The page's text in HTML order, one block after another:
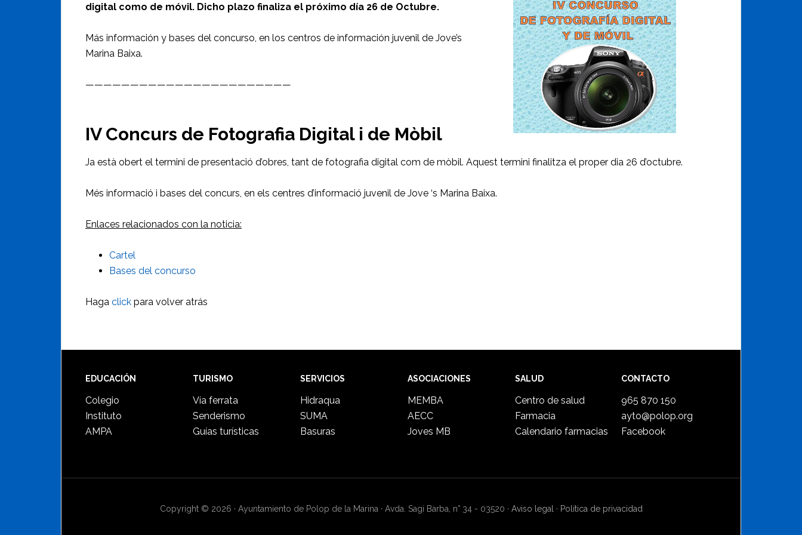
digital como de móvil. Dicho plazo finaliza el próximo día 26 de Octubre.
Más información y bases del concurso, en los centros de información juvenil de Jove’s
Marina Baixa.
———————————————————————
IV Concurs de Fotografia Digital i de Mòbil
Ja està obert el termini de presentació d’obres, tant de fotografia digital com de mòbil. Aquest termini finalitza el proper dia 26 d’octubre.
Més informació i bases del concurs, en els centres d’informació juvenil de Jove ‘s Marina Baixa.
Enlaces relacionados con la noticia:
Cartel
Bases del concurso
Haga click para volver atrás
Footer
EDUCACIÓN
Colegio
Instituto
AMPA
TURISMO
Vía ferrata
Senderismo
Guías turísticas
SERVICIOS
Hidraqua
SUMA
Basuras
ASOCIACIONES
MEMBA
AECC
Joves MB
SALUD
Centro de salud
Farmacia
Calendario farmacias
CONTACTO
965 870 150
ayto@polop.org
Facebook
Copyright © 2026 · Ayuntamiento de Polop de la Marina · Avda. Sagi Barba, n° 34 - 03520 · Aviso legal · Política de privacidad